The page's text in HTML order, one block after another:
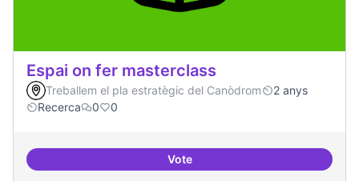
Espai on fer masterclass
Treballem el pla estratègic del Canòdrom
2 anys
Recerca
0 0
VoteEspai on fer masterclass